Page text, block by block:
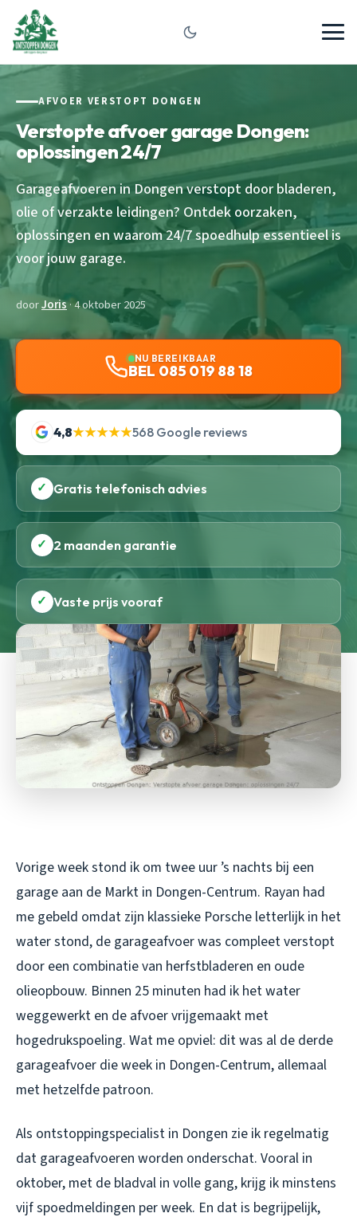
AFVOER VERSTOPT DONGEN
Verstopte afvoer garage Dongen:
oplossingen 24/7
Garageafvoeren in Dongen verstopt door bladeren,
olie of verzakte leidingen? Ontdek oorzaken,
oplossingen en waarom 24/7 spoedhulp essentieel is
voor jouw garage.
doorJoris· 4 oktober 2025
NU BEREIKBAAR
BEL 085 019 88 18
4,8★★★★★568 Google reviews
✓ Gratis telefonisch advies
✓ 2 maanden garantie
✓ Vaste prijs vooraf
Vorige week stond ik om twee uur ’s nachts bij een
garage aan de Markt in Dongen-Centrum. Rayan had
me gebeld omdat zijn klassieke Porsche letterlijk in het
water stond, de garageafvoer was compleet verstopt
door een combinatie van herfstbladeren en oude
olieopbouw. Binnen 25 minuten had ik het water
weggewerkt en de afvoer vrijgemaakt met
hogedrukspoeling. Wat me opviel: dit was al de derde
garageafvoer die week in Dongen-Centrum, allemaal
met hetzelfde patroon.
Als ontstoppingspecialist in Dongen zie ik regelmatig
dat garageafvoeren worden onderschat. Vooral in
oktober, met de bladval in volle gang, krijg ik minstens
vijf spoedmeldingen per week. En dat is begrijpelijk,